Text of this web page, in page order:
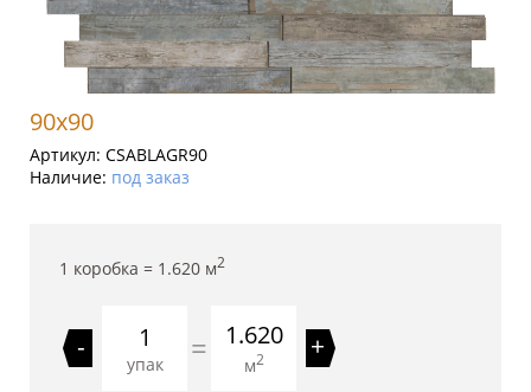
90x90
Артикул: CSABLAGR90
Наличие: под заказ
1 коробка = 1.620 м2
-
упак = 1.620
м2 +